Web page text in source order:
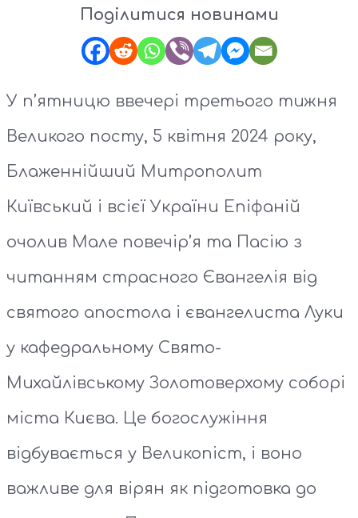
Поділитися новинами
У п’ятницю ввечері третього тижня
Великого посту, 5 квітня 2024 року,
Блаженнійший Митрополит
Київський і всієї України Епіфаній
очолив Мале повечір’я та Пасію з
читанням страсного Євангелія від
святого апостола і євангелиста Луки
у кафедральному Свято-
Михайлівському Золотоверхому соборі
міста Києва. Це богослужіння
відбувається у Великопіст, і воно
важливе для вірян як підготовка до